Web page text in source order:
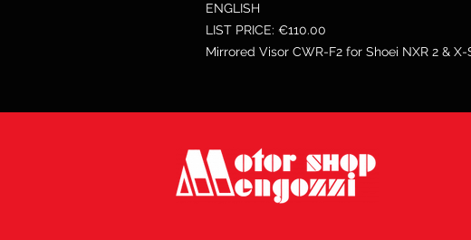
ENGLISH
LIST PRICE: €110.00
Mirrored Visor CWR-F2 for Shoei NXR 2 & X-